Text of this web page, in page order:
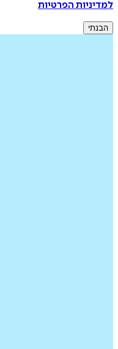
למדיניות הפרטיות
הבנתי